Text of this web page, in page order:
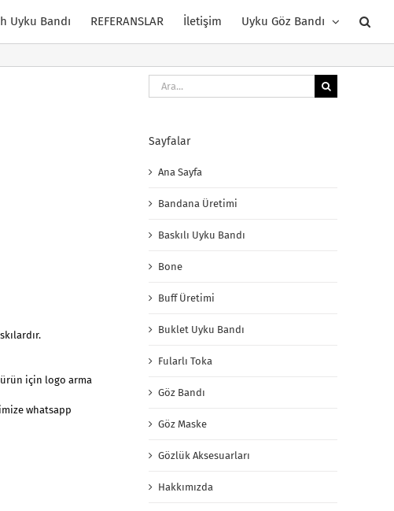
Uyku Bandı REFERANSLAR İletişim Uyku Göz Bandı
için logo arma
whatsapp
Ara:
Sayfalar
Ana Sayfa
Bandana Üretimi
Baskılı Uyku Bandı
Bone
Buff Üretimi
Buklet Uyku Bandı
Fularlı Toka
Göz Bandı
Göz Maske
Gözlük Aksesuarları
Hakkımızda